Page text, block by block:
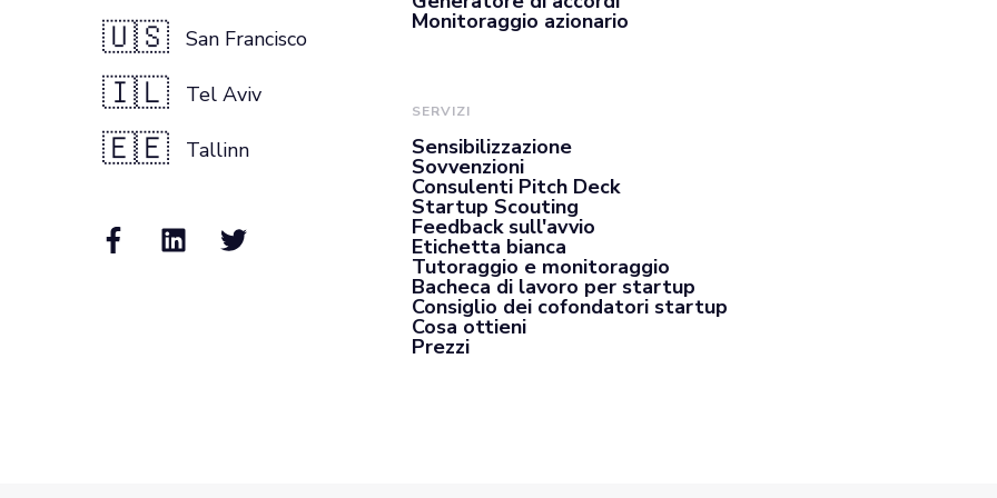
🇺🇸 San Francisco
🇮🇱 Tel Aviv
🇪🇪 Tallinn
Monitoraggio azionario
SERVIZI
Sensibilizzazione
Sovvenzioni
Consulenti Pitch Deck
Startup Scouting
Feedback sull'avvio
Etichetta bianca
Tutoraggio e monitoraggio
Bacheca di lavoro per startup
Consiglio dei cofondatori startup
Cosa ottieni
Prezzi